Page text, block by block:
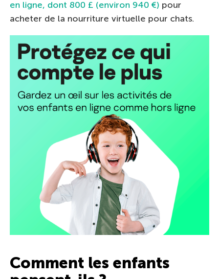
en ligne, dont 800 £ (environ 940 €) pour
acheter de la nourriture virtuelle pour chats.
Comment les enfants